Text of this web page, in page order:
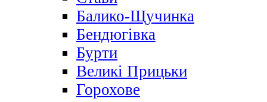
Балико-Щучинка
Бендюгівка
Бурти
Великі Прицьки
Горохове